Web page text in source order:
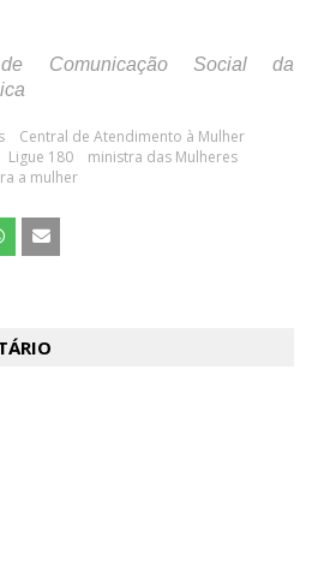
Comunicação Social da
Central de Atendimento à Mulher
Ligue 180
ministra das Mulheres
a mulher